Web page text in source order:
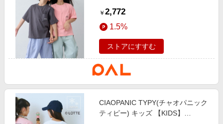
バックロゴ板ガム集合TEE ピンク
￥ 2,772
1.5%
ストアにすすむ
CIAOPANIC TYPY(チャオパニック
ティピー) キッズ 【KIDS】